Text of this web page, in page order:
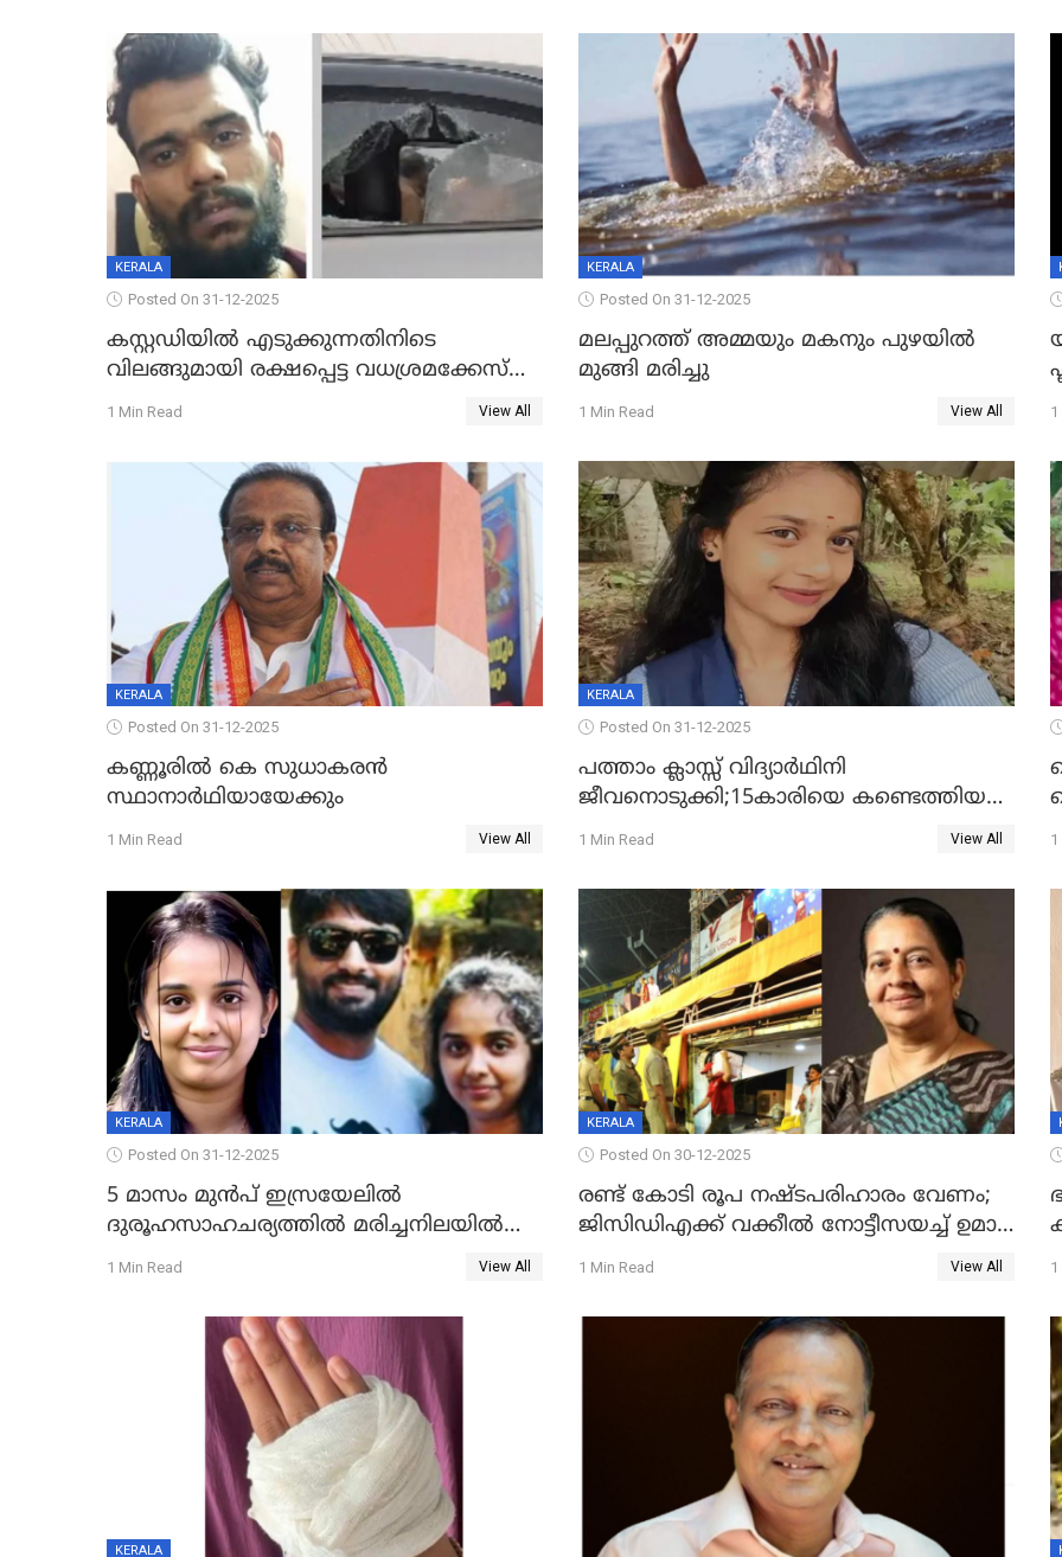
KERALA
Posted On 31-12-2025
കസ്റ്റഡിയിൽ എടുക്കുന്നതിനിടെ
വിലങ്ങുമായി രക്ഷപ്പെട്ട വധശ്രമക്കേസ്
പ്രതി പിടിയിൽ
1 Min Read View All
KERALA
Posted On 31-12-2025
മലപ്പുറത്ത് അമ്മയും മകനും പുഴയിൽ
മുങ്ങി മരിച്ചു
1 Min Read View All 1
KERALA
Posted On 31-12-2025
കണ്ണൂരിൽ കെ സുധാകരൻ
സ്ഥാനാർഥിയായേക്കും
1 Min Read View All
KERALA
Posted On 31-12-2025
പത്താം ക്ലാസ്സ് വിദ്യാര്‍ഥിനി
ജീവനൊടുക്കി;15കാരിയെ കണ്ടെത്തിയത്
കിടപ്പുമുറിയില്‍ തൂങ്ങി മരിച്ച നിലയിൽ
1 Min Read View All 1
KERALA
Posted On 31-12-2025
5 മാസം മുൻപ് ഇസ്രയേലിൽ
ദുരൂഹസാഹചര്യത്തിൽ മരിച്ചനിലയിൽ
കണ്ടെത്തിയ മലയാളി യുവാവിന്റെ
1 Min Read View All
KERALA
Posted On 30-12-2025
രണ്ട് കോടി രൂപ നഷ്ടപരിഹാരം വേണം;
ജിസിഡിഎക്ക് വക്കീൽ നോട്ടീസയച്ച് ഉമാ
തോമസ്
1 Min Read View All 1
KERALA